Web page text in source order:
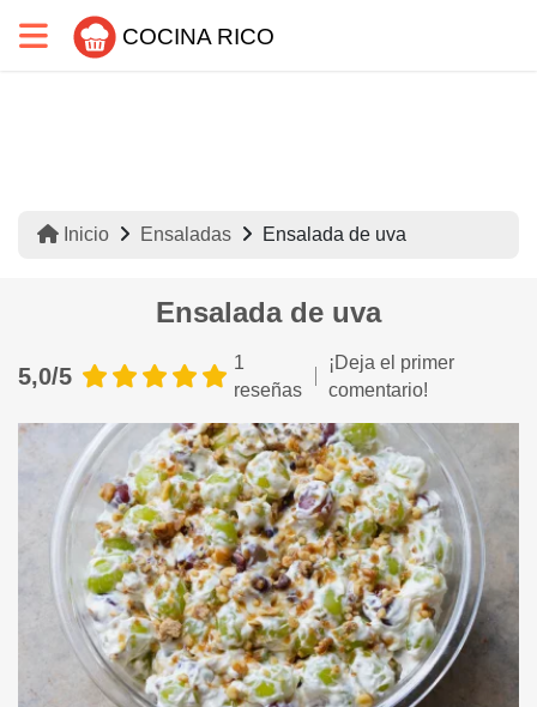
COCINA RICO
Inicio Ensaladas Ensalada de uva
Ensalada de uva
5,0/5
1
reseñas
¡Deja el primer
comentario!
Receta de ensalada de uva, preparación paso a